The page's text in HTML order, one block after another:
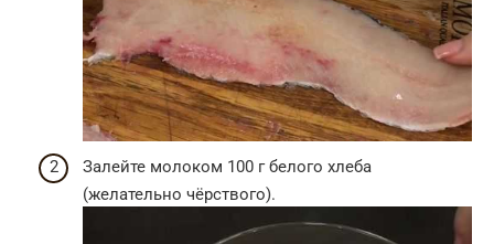
Залейте молоком 100 г белого хлеба
(желательно чёрствого).